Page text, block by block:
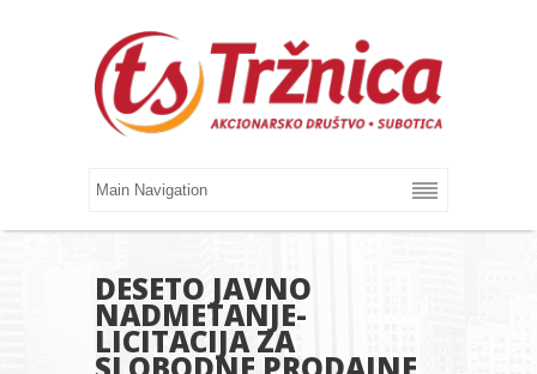
DESETO JAVNO
NADMETANJE-
LICITACIJA ZA